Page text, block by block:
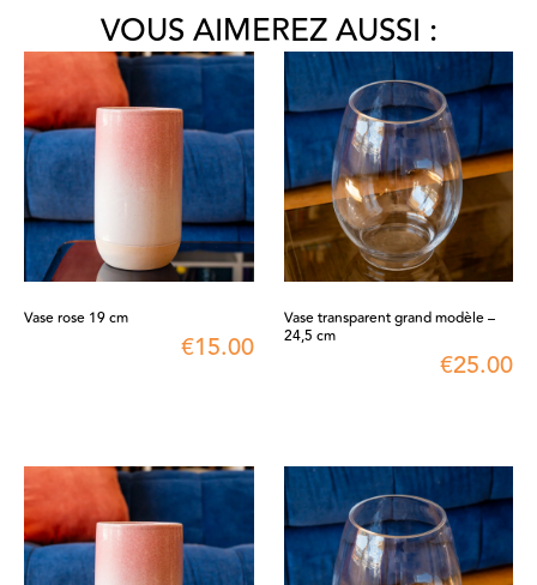
VOUS AIMEREZ AUSSI :
Vase rose 19 cm
€15.00
Vase transparent grand modèle –
24,5 cm
€25.00